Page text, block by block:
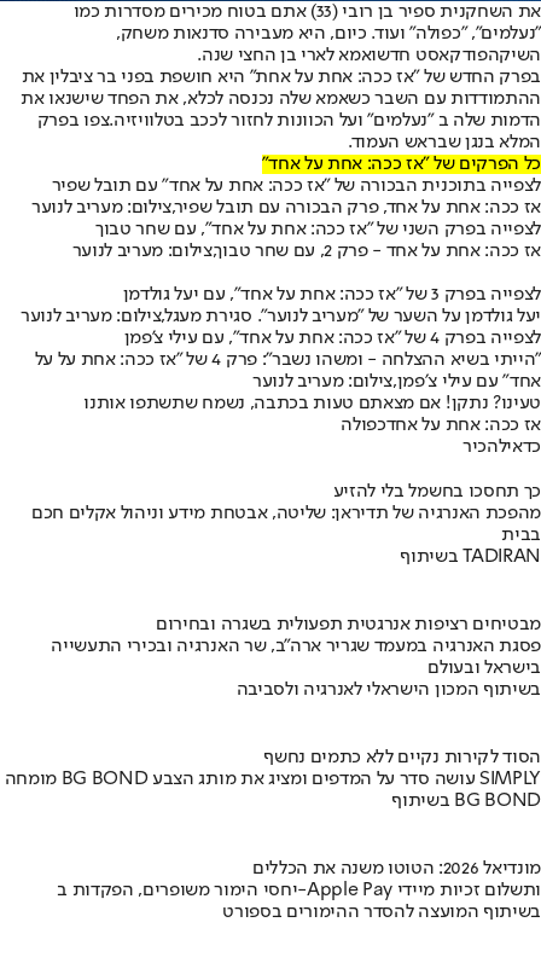
את השחקנית ספיר בן רובי (33) אתם בטוח מכירים מסדרות כמו
״נעלמים״, ״כפולה״ ועוד. כיום, היא מעבירה סדנאות משחק,
השיקהפודקאסט חדשואמא לארי בן החצי שנה.
בפרק החדש של ״אז ככה: אחת על אחת” היא חושפת בפני בר ציבלין את
ההתמודדות עם השבר כשאמא שלה נכנסה לכלא, את הפחד שישנאו את
הדמות שלה ב ״נעלמים״ ועל הכוונות לחזור לככב בטלוויזיה.צפו בפרק
המלא בנגן שבראש העמוד.
כל הפרקים של "אז ככה: אחת על אחד"
לצפייה בתוכנית הבכורה של "אז ככה: אחת על אחד" עם תובל שפיר
אז ככה: אחת על אחד, פרק הבכורה עם תובל שפיר,צילום: מעריב לנוער
לצפייה בפרק השני של "אז ככה: אחת על אחד", עם שחר טבוך
אז ככה: אחת על אחד - פרק 2, עם שחר טבוך,צילום: מעריב לנוער
לצפייה בפרק 3 של "אז ככה: אחת על אחד", עם יעל גולדמן
יעל גולדמן על השער של "מעריב לנוער". סגירת מעגל,צילום: מעריב לנוער
לצפייה בפרק 4 של "אז ככה: אחת על אחד", עם עילי צ'פמן
״הייתי בשיא ההצלחה - ומשהו נשבר״: פרק 4 של ״אז ככה: אחת על על
אחד״ עם עילי צ׳פמן,צילום: מעריב לנוער
טעינו? נתקן! אם מצאתם טעות בכתבה, נשמח שתשתפו אותנו
אז ככה: אחת על אחדכפולה
כדאילהכיר
כך תחסכו בחשמל בלי להזיע
מהפכת האנרגיה של תדיראן: שליטה, אבטחת מידע וניהול אקלים חכם
בבית
בשיתוף TADIRAN
מבטיחים רציפות אנרגטית תפעולית בשגרה ובחירום
פסגת האנרגיה במעמד שגריר ארה"ב, שר האנרגיה ובכירי התעשייה
בישראל ובעולם
בשיתוף המכון הישראלי לאנרגיה ולסביבה
הסוד לקירות נקיים ללא כתמים נחשף
מומחה BG BOND עושה סדר על המדפים ומציג את מותג הצבע SIMPLY
בשיתוף BG BOND
מונדיאל 2026: הטוטו משנה את הכללים
יחסי הימור משופרים, הפקדות ב-Apple Pay ותשלום זכיות מיידי
בשיתוף המועצה להסדר ההימורים בספורט